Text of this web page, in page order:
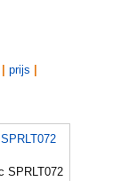
prijs